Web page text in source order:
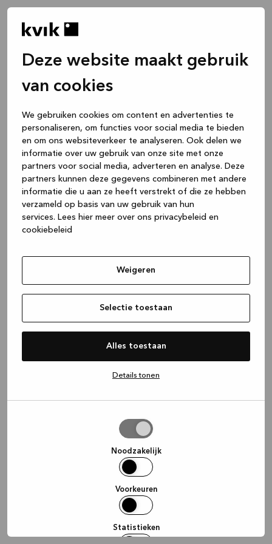
Deze website maakt gebruik
van cookies
We gebruiken cookies om content en advertenties te
personaliseren, om functies voor social media te bieden
en om ons websiteverkeer te analyseren. Ook delen we
informatie over uw gebruik van onze site met onze
partners voor social media, adverteren en analyse. Deze
partners kunnen deze gegevens combineren met andere
informatie die u aan ze heeft verstrekt of die ze hebben
verzameld op basis van uw gebruik van hun
services. Lees hier meer over ons privacybeleid en
cookiebeleid
Weigeren
Selectie toestaan
Alles toestaan
Details tonen
Noodzakelijk
Voorkeuren
Statistieken
(see the browser console for more
information).